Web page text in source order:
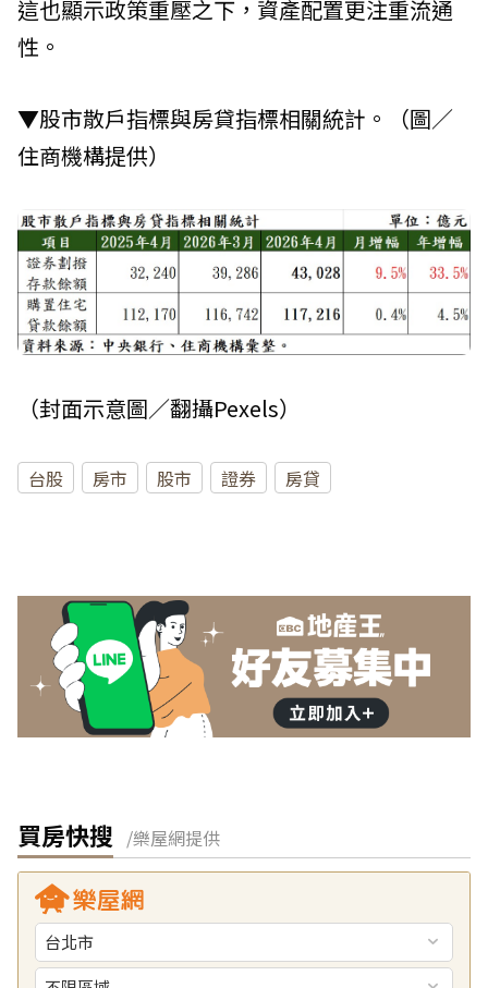
這也顯示政策重壓之下，資產配置更注重流通
性。
▼股市散戶指標與房貸指標相關統計。（圖／
住商機構提供）
（封面示意圖／翻攝Pexels）
台股 房市 股市 證券 房貸
買房快搜 /樂屋網提供